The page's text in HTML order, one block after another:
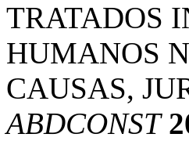
TRATADOS
HUMANOS
CAUSAS,
ABDCONST